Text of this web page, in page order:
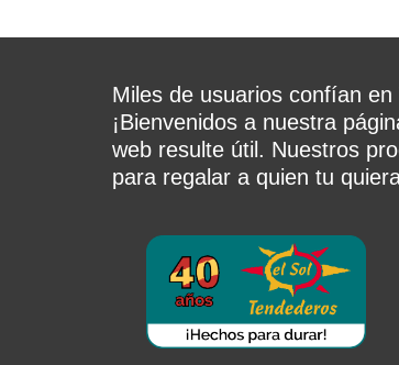
Miles de usuarios confían en
¡Bienvenidos a nuestra
web resulte útil. Nuestros
para regalar a quien tu